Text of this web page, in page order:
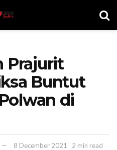
Prajurit
Buntut
di
8 December 2021 2 min read